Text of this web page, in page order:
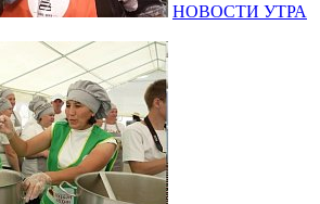
НОВОСТИ УТРА